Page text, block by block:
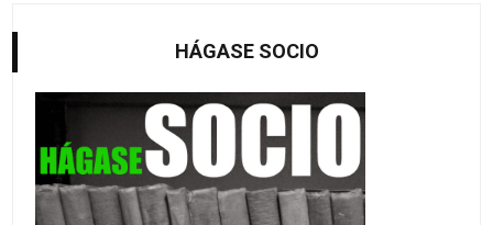
HÁGASE SOCIO